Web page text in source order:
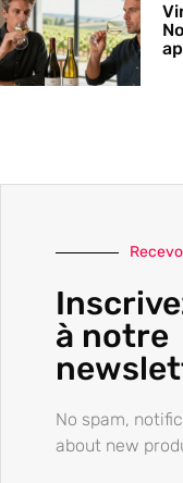
à notre
No spam,
about new